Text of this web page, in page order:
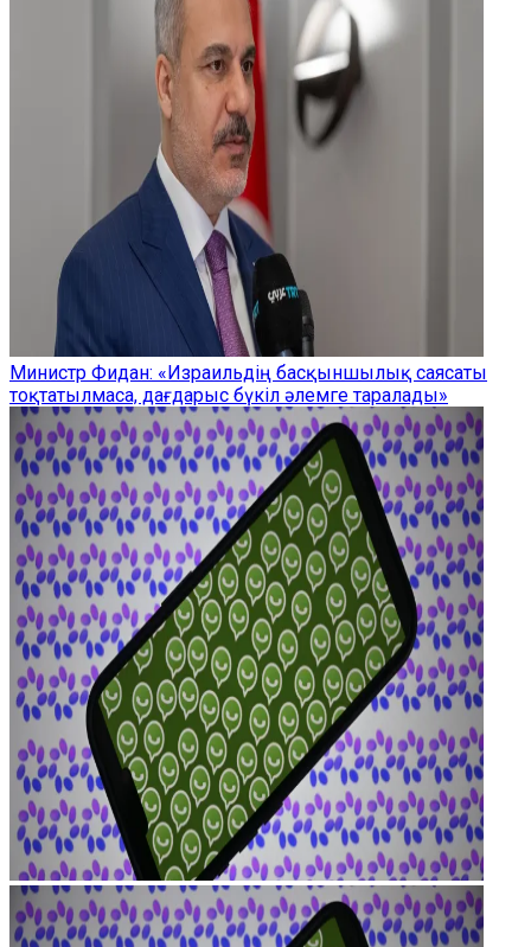
Министр Фидан: «Израильдің басқыншылық саясаты
тоқтатылмаса, дағдарыс бүкіл әлемге таралады»